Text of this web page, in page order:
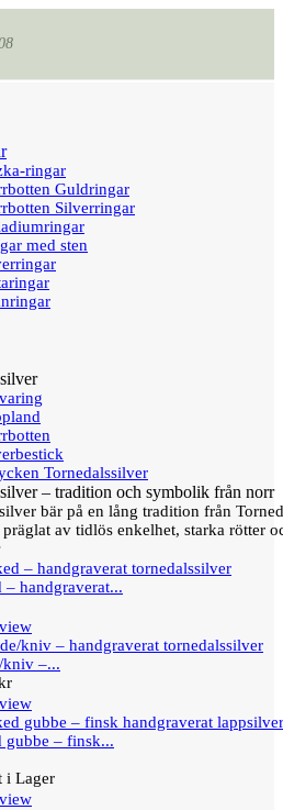
ringar
Guldringar
Silverringar
med sten
Tornedalssilver
– tradition och symbolik från norr
bär på en lång tradition från
av tidlös enkelhet, starka rötter
– handgraverat...
kniv –...
gubbe – finsk...
i Lager